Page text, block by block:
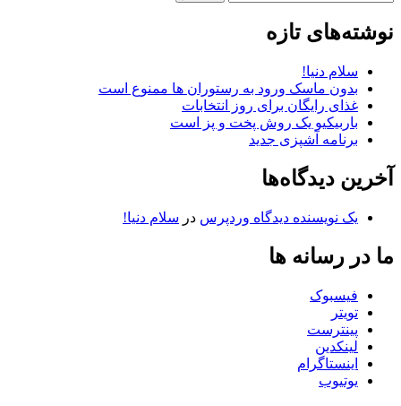
نوشته‌های تازه
سلام دنیا!
بدون ماسک ورود به رستوران ها ممنوع است
غذای رایگان برای روز انتخابات
باربیکیو یک روش پخت و پز است
برنامه آشپزی جدید
آخرین دیدگاه‌ها
یک نویسنده دیدگاه وردپرس در سلام دنیا!
ما در رسانه ها
فیسبوک
تویتر
پینترست
لینکدین
اینستاگرام
یوتیوب